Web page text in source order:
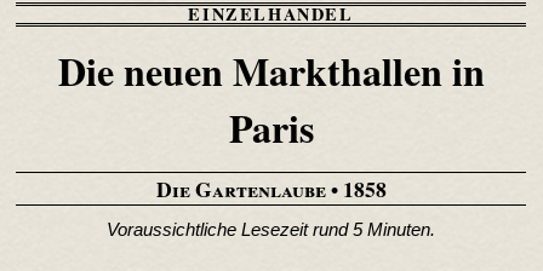
EINZELHANDEL
Die neuen Markthallen in
Paris
Die Gartenlaube• 1858
Voraussichtliche Lesezeit rund 5 Minuten.